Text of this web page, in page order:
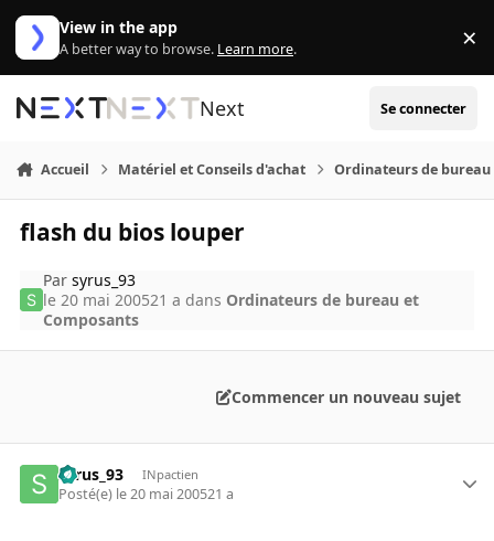
Aller au contenu
View in the app
A better way to browse. Learn more. ×
Next Se connecter
Accueil Matériel et Conseils d'achat Ordinateurs de bureau
flash du bios louper
Parsyrus_93
le 20 mai 200521 a dans Ordinateurs de bureau et
Composants
Commencer un nouveau sujet
syrus_93 INpactien
Posté(e) le 20 mai 200521 a